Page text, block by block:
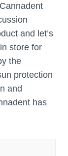
and let’s
store for
the
protection
and
has